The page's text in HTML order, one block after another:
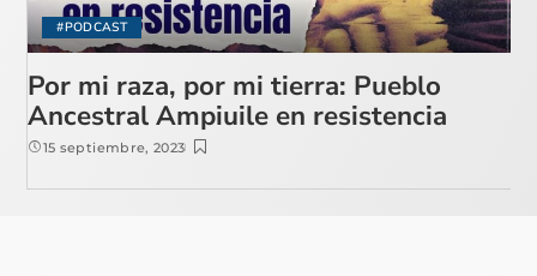
#PODCAST
Por mi raza, por mi tierra: Pueblo
Ancestral Ampiuile en resistencia
15 septiembre, 2023